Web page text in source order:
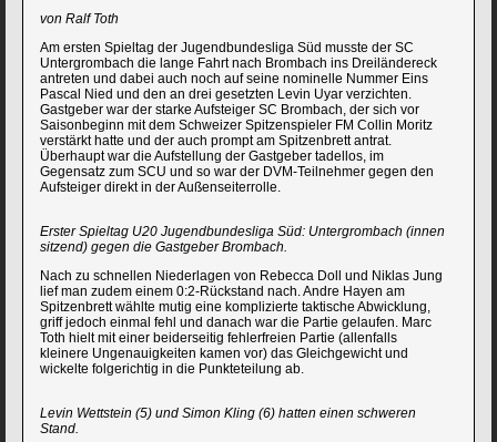
von Ralf Toth
Am ersten Spieltag der Jugendbundesliga Süd musste der SC
Untergrombach die lange Fahrt nach Brombach ins Dreiländereck
antreten und dabei auch noch auf seine nominelle Nummer Eins
Pascal Nied und den an drei gesetzten Levin Uyar verzichten.
Gastgeber war der starke Aufsteiger SC Brombach, der sich vor
Saisonbeginn mit dem Schweizer Spitzenspieler FM Collin Moritz
verstärkt hatte und der auch prompt am Spitzenbrett antrat.
Überhaupt war die Aufstellung der Gastgeber tadellos, im
Gegensatz zum SCU und so war der DVM-Teilnehmer gegen den
Aufsteiger direkt in der Außenseiterrolle.
Erster Spieltag U20 Jugendbundesliga Süd: Untergrombach (innen
sitzend) gegen die Gastgeber Brombach.
Nach zu schnellen Niederlagen von Rebecca Doll und Niklas Jung
lief man zudem einem 0:2-Rückstand nach. Andre Hayen am
Spitzenbrett wählte mutig eine komplizierte taktische Abwicklung,
griff jedoch einmal fehl und danach war die Partie gelaufen. Marc
Toth hielt mit einer beiderseitig fehlerfreien Partie (allenfalls
kleinere Ungenauigkeiten kamen vor) das Gleichgewicht und
wickelte folgerichtig in die Punkteteilung ab.
Levin Wettstein (5) und Simon Kling (6) hatten einen schweren
Stand.